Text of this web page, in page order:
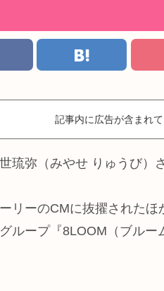
記事内に広告が含まれて
琉弥（みやせ りゅうび）さ
リーのCMに抜擢された
ループ『8LOOM（ブルー